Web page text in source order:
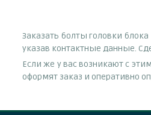
Заказать болты головки
указав контактные данные.
Если же у вас возникают с
оформят заказ и оперативно